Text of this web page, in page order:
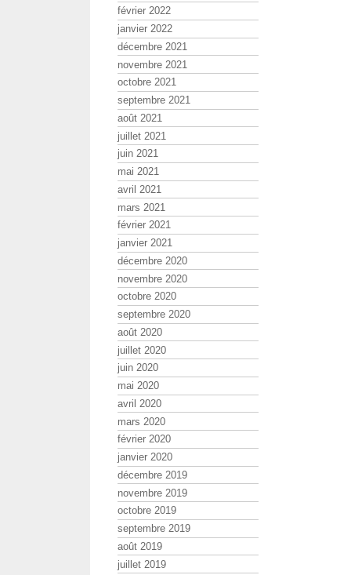
février 2022
janvier 2022
décembre 2021
novembre 2021
octobre 2021
septembre 2021
août 2021
juillet 2021
juin 2021
mai 2021
avril 2021
mars 2021
février 2021
janvier 2021
décembre 2020
novembre 2020
octobre 2020
septembre 2020
août 2020
juillet 2020
juin 2020
mai 2020
avril 2020
mars 2020
février 2020
janvier 2020
décembre 2019
novembre 2019
octobre 2019
septembre 2019
août 2019
juillet 2019